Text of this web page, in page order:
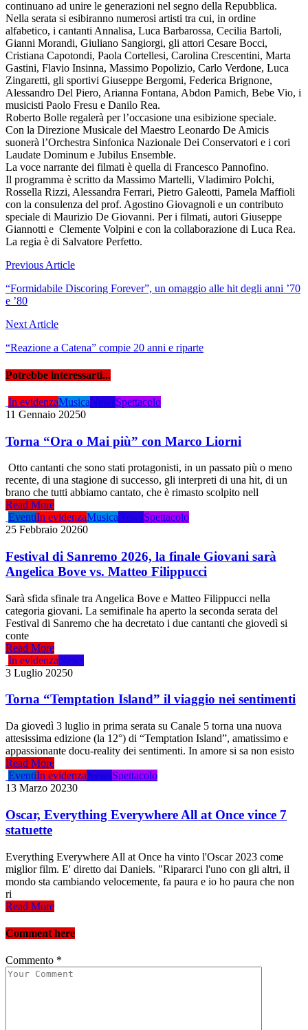
continuano ad unire le generazioni nel segno della Repubblica.
Nella serata si esibiranno numerosi artisti tra cui, in ordine
alfabetico, i cantanti Annalisa, Luca Barbarossa, Cecilia Bartoli,
Gianni Morandi, Giuliano Sangiorgi, gli attori Cesare Bocci,
Cristiana Capotondi, Paola Cortellesi, Carolina Crescentini, Marta
Gastini, Flavio Insinna, Massimo Popolizio, Carlo Verdone, Luca
Zingaretti, gli sportivi Giuseppe Bergomi, Federica Brignone,
Alessandro Del Piero, Arianna Fontana, Abdon Pamich, Bebe Vio, i
musicisti Paolo Fresu e Danilo Rea.
Roberto Bolle regalerà per l’occasione una esibizione speciale.
Con la Direzione Musicale del Maestro Leonardo De Amicis
suonerà l’Orchestra Sinfonica Nazionale Dei Conservatori e i cori
Laudate Dominum e Jubilus Ensemble.
La voce narrante dei filmati è quella di Francesco Pannofino.
Il programma è scritto da Massimo Martelli, Vladimiro Polchi,
Rossella Rizzi, Alessandra Ferrari, Pietro Galeotti, Pamela Maffioli
con la consulenza del prof. Agostino Giovagnoli e un contributo
speciale di Maurizio De Giovanni. Per i filmati, autori Giuseppe
Giannotti e Clemente Volpini e con la collaborazione di Luca Rea.
La regia è di Salvatore Perfetto.
Navigazione
articoli
Previous Article
“Formidabile Discoring Forever”, un omaggio alle hit degli anni ’70
e ’80
Next Article
“Reazione a Catena” compie 20 anni e riparte
Potrebbe interessarti...
In evidenzaMusicaNewsSpettacolo
11 Gennaio 20250
Torna “Ora o Mai più” con Marco Liorni
Otto cantanti che sono stati protagonisti, in un passato più o meno
recente, di una stagione di successo, gli interpreti di una hit, di un
brano che tutti abbiamo cantato, che è rimasto scolpito nell
Read More
EventiIn evidenzaMusicaNewsSpettacolo
25 Febbraio 20260
Festival di Sanremo 2026, la finale Giovani sarà
Angelica Bove vs. Matteo Filippucci
Sarà sfida sfinale tra Angelica Bove e Matteo Filippucci nella
categoria giovani. La semifinale ha aperto la seconda serata del
Festival di Sanremo che ha decretato i due cantanti che giovedì si
conte
Read More
In evidenzaNews
3 Luglio 20250
Torna “Temptation Island” il viaggio nei sentimenti
Da giovedì 3 luglio in prima serata su Canale 5 torna una nuova
attesissima edizione (la 12°) di “Temptation Island”, amatissimo e
appassionante docu-reality dei sentimenti. In amore si sa non esisto
Read More
EventiIn evidenzaNewsSpettacolo
13 Marzo 20230
Oscar, Everything Everywhere All at Once vince 7
statuette
Everything Everywhere All at Once ha vinto l'Oscar 2023 come
miglior film. E' diretto dai Daniels. "Ripararci l'uno con gli altri, il
mondo sta cambiando velocemente, fa paura e io ho paura che non
ri
Read More
Comment here
Commento *